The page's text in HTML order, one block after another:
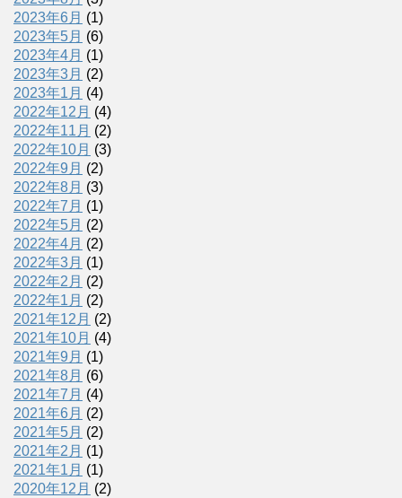
2023年6月 (1)
2023年5月 (6)
2023年4月 (1)
2023年3月 (2)
2023年1月 (4)
2022年12月 (4)
2022年11月 (2)
2022年10月 (3)
2022年9月 (2)
2022年8月 (3)
2022年7月 (1)
2022年5月 (2)
2022年4月 (2)
2022年3月 (1)
2022年2月 (2)
2022年1月 (2)
2021年12月 (2)
2021年10月 (4)
2021年9月 (1)
2021年8月 (6)
2021年7月 (4)
2021年6月 (2)
2021年5月 (2)
2021年2月 (1)
2021年1月 (1)
2020年12月 (2)